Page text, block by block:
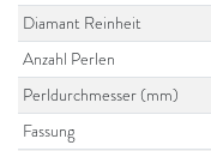
Diamant Reinheit
Anzahl Perlen
Perldurchmesser (mm)
Fassung